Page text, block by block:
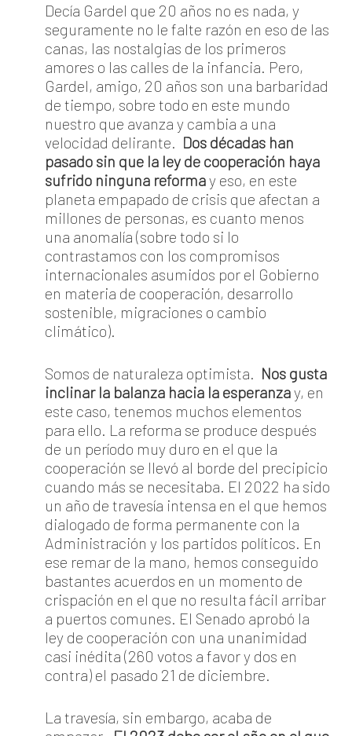
Decía Gardel que 20 años no es nada, y
seguramente no le falte razón en eso de las
canas, las nostalgias de los primeros
amores o las calles de la infancia. Pero,
Gardel, amigo, 20 años son una barbaridad
de tiempo, sobre todo en este mundo
nuestro que avanza y cambia a una
velocidad delirante. Dos décadas han
pasado sin que la ley de cooperación haya
sufrido ninguna reformay eso, en este
planeta empapado de crisis que afectan a
millones de personas, es cuanto menos
una anomalía (sobre todo si lo
contrastamos con los compromisos
internacionales asumidos por el Gobierno
en materia de cooperación, desarrollo
sostenible, migraciones o cambio
climático).
Somos de naturaleza optimista. Nos gusta
inclinar la balanza hacia la esperanzay, en
este caso, tenemos muchos elementos
para ello. La reforma se produce después
de un período muy duro en el que la
cooperación se llevó al borde del precipicio
cuando más se necesitaba. El 2022 ha sido
un año de travesía intensa en el que hemos
dialogado de forma permanente con la
Administración y los partidos políticos. En
ese remar de la mano, hemos conseguido
bastantes acuerdos en un momento de
crispación en el que no resulta fácil arribar
a puertos comunes. El Senado aprobó la
ley de cooperación con una unanimidad
casi inédita (260 votos a favor y dos en
contra) el pasado 21 de diciembre.
La travesía, sin embargo, acaba de